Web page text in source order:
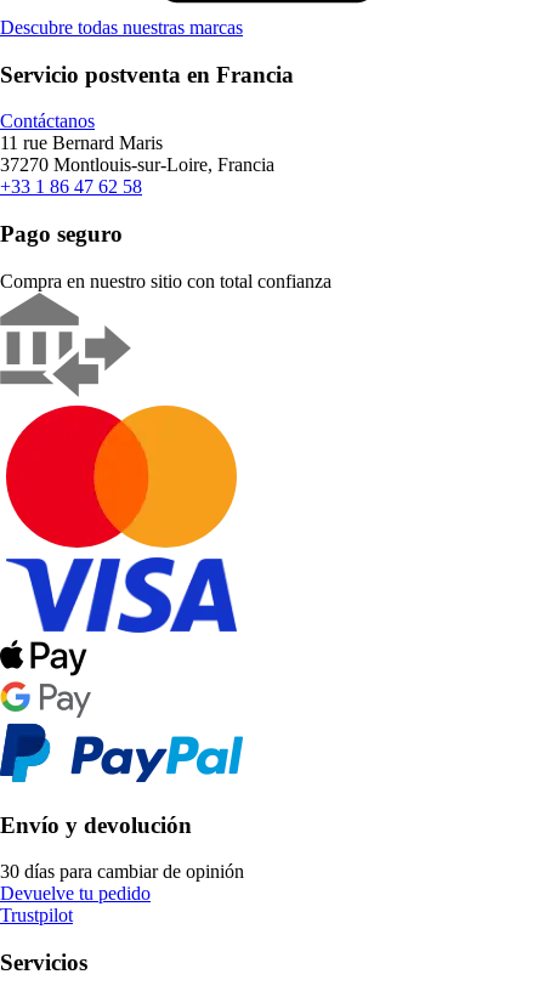
Descubre todas nuestras marcas
Servicio postventa en Francia
Contáctanos
11 rue Bernard Maris
37270 Montlouis-sur-Loire, Francia
+33 1 86 47 62 58
Pago seguro
Compra en nuestro sitio con total confianza
Envío y devolución
30 días para cambiar de opinión
Devuelve tu pedido
Trustpilot
Servicios